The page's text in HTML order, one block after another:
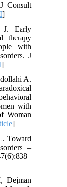
J Consult
J. Early
therapy
with
J
A.
with
Woman
Toward
–
Dejman